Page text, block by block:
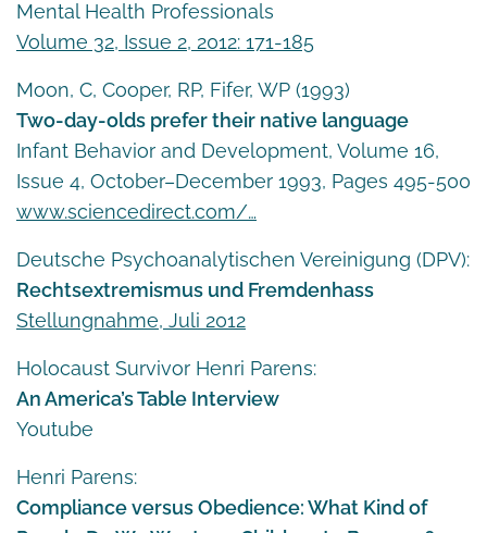
Mental Health Professionals
Volume 32, Issue 2, 2012: 171-185
Moon, C, Cooper, RP, Fifer, WP (1993)
Two-day-olds prefer their native language
Infant Behavior and Development, Volume 16,
Issue 4, October–December 1993, Pages 495-500
www.sciencedirect.com/…
Deutsche Psychoanalytischen Vereinigung (DPV):
Rechtsextremismus und Fremdenhass
Stellungnahme, Juli 2012
Holocaust Survivor Henri Parens:
An America’s Table Interview
Youtube
Henri Parens:
Compliance versus Obedience: What Kind of